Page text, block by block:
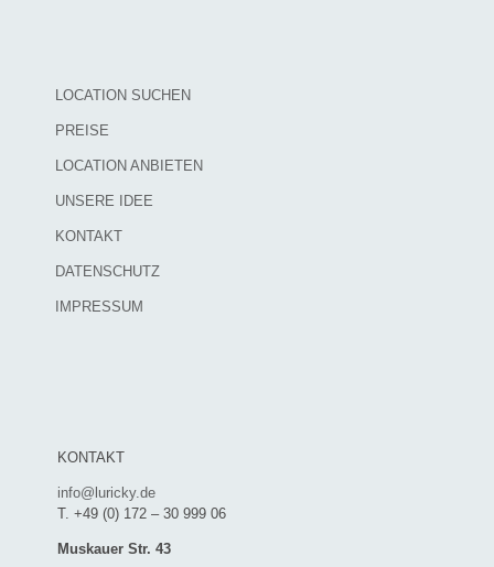
LOCATION SUCHEN
PREISE
LOCATION ANBIETEN
UNSERE IDEE
KONTAKT
DATENSCHUTZ
IMPRESSUM
KONTAKT
info@luricky.de
T. +49 (0) 172 – 30 999 06
Muskauer Str. 43